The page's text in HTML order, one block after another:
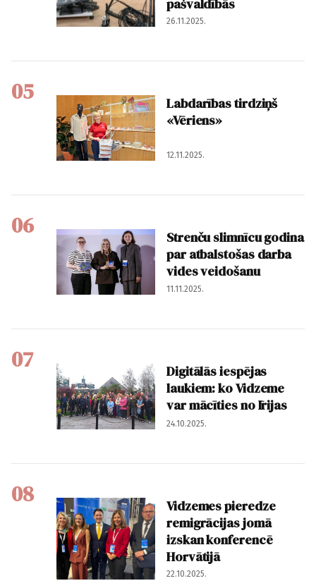
pašvaldībās
26.11.2025.
05
Labdarības tirdziņš
«Vēriens»
12.11.2025.
06
Strenču slimnīcu godina
par atbalstošas darba
vides veidošanu
11.11.2025.
07
Digitālās iespējas
laukiem: ko Vidzeme
var mācīties no Īrijas
24.10.2025.
08
Vidzemes pieredze
remigrācijas jomā
izskan konferencē
Horvātijā
22.10.2025.